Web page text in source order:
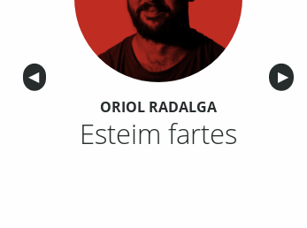
Anterior
◀︎ ▶︎
ORIOL RADALGA
Esteim fartes